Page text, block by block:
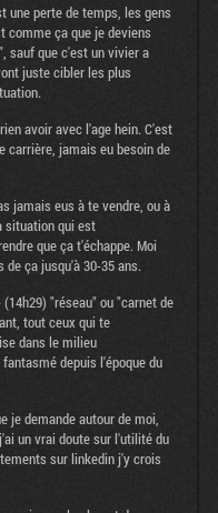
une perte de temps, les gens
comme ça que je deviens
sauf que c'est un vivier a
juste cibler les plus
avoir avec l'age hein. C'est
carrière, jamais eu besoin de
jamais eus à te vendre, ou à
situation qui est
que ça t'échappe. Moi
ça jusqu'à 30-35 ans.
(14h29) "réseau" ou "carnet de
tout ceux qui te
dans le milieu
depuis l'époque du
je demande autour de moi,
un vrai doute sur l'utilité du
sur linkedin j'y crois